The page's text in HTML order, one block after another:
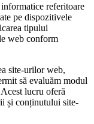
referitoare
pe dispozitivele
tipului
web conform
site-urilor web,
să evaluăm modul
lucru oferă
și conținutului site-